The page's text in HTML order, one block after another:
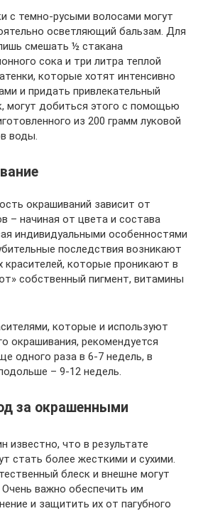
с темно-русыми волосами могут
осветляющий бальзам. Для
смешать ½ стакана
сока и три литра теплой
которые хотят интенсивно
и придать привлекательный
могут добиться этого с помощью
из 200 грамм луковой
воды.
окрашиваний зависит от
– начиная от цвета и состава
индивидуальными особенностями
последствия возникают
красителей, которые проникают в
собственный пигмент, витамины
которые и используют
окрашивания, рекомендуется
одного раза в 6-7 недель, в
– 9-12 недель.
за окрашенными
известно, что в результате
стать более жесткими и сухими.
блеск и внешне могут
важно обеспечить им
и защитить их от пагубного